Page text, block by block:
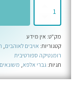
סבבים
-
ספר
ראשון
מק"ט: אין מידע
קטגוריות: אויבים לאוהבים,
רומנטיקה ספורטיבית
תגיות: גברי אלפא,